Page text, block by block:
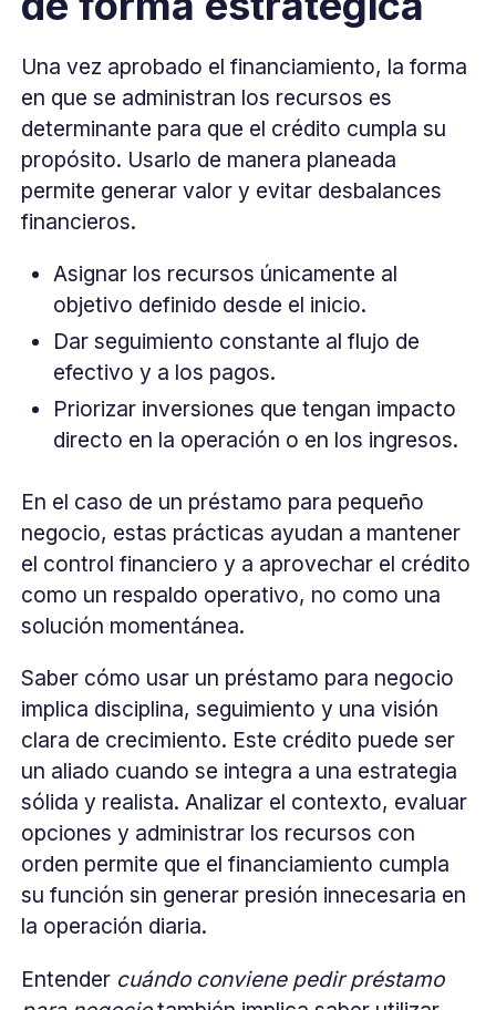
Una vez aprobado el financiamiento, la forma
en que se administran los recursos es
determinante para que el crédito cumpla su
propósito. Usarlo de manera planeada
permite generar valor y evitar desbalances
financieros.
Asignar los recursos únicamente al
objetivo definido desde el inicio.
Dar seguimiento constante al flujo de
efectivo y a los pagos.
Priorizar inversiones que tengan impacto
directo en la operación o en los ingresos.
En el caso de un préstamo para pequeño
negocio, estas prácticas ayudan a mantener
el control financiero y a aprovechar el crédito
como un respaldo operativo, no como una
solución momentánea.
Saber cómo usar un préstamo para negocio
implica disciplina, seguimiento y una visión
clara de crecimiento. Este crédito puede ser
un aliado cuando se integra a una estrategia
sólida y realista. Analizar el contexto, evaluar
opciones y administrar los recursos con
orden permite que el financiamiento cumpla
su función sin generar presión innecesaria en
la operación diaria.
Entender cuándo conviene pedir préstamo